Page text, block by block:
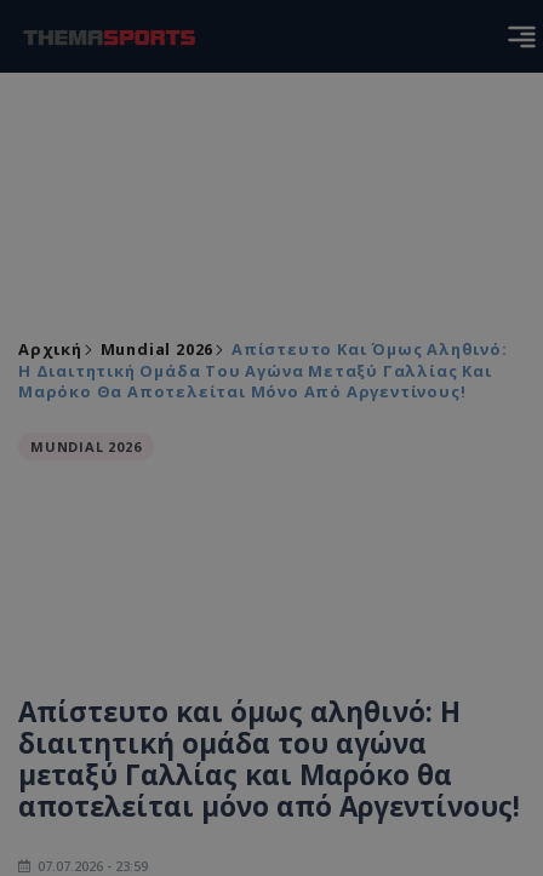
Αρχική Mundial 2026
Απίστευτο Και Όμως Αληθινό:
Η Διαιτητική Ομάδα Του Αγώνα Μεταξύ Γαλλίας Και
Μαρόκο Θα Αποτελείται Μόνο Από Αργεντίνους!
MUNDIAL 2026
Απίστευτο και όμως αληθινό: Η
διαιτητική ομάδα του αγώνα
μεταξύ Γαλλίας και Μαρόκο θα
αποτελείται μόνο από Αργεντίνους!
07.07.2026 - 23:59